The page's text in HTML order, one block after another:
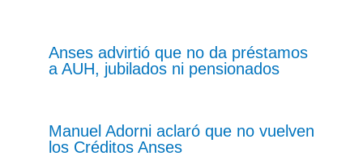
Anses advirtió que no da préstamos
a AUH, jubilados ni pensionados
Manuel Adorni aclaró que no vuelven
los Créditos Anses